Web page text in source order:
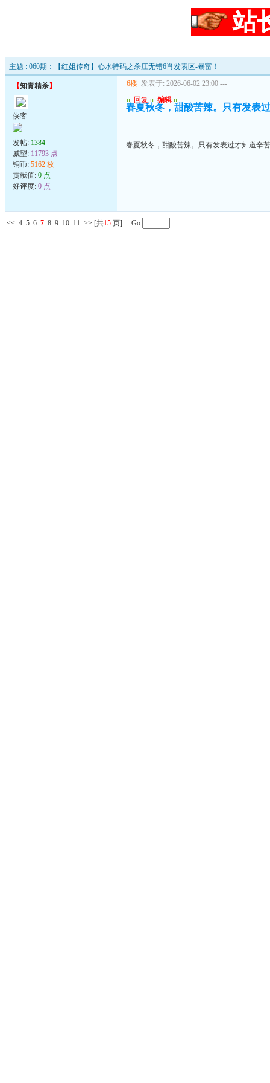
站
主题 : 060期：【红姐传奇】心水特码之杀庄无错6肖发表区-暴富！
【知青精杀】
侠客
发帖: 1384
威望: 11793 点
铜币: 5162 枚
贡献值: 0 点
好评度: 0 点
6楼 发表于: 2026-06-02 23:00 ---
u 回复 u 编辑 u
春夏秋冬，甜酸苦辣。只有发表
春夏秋冬，甜酸苦辣。只有发表过才知道辛
<< 4 5 6 7 8 9 10 11 >> [共15 页] Go